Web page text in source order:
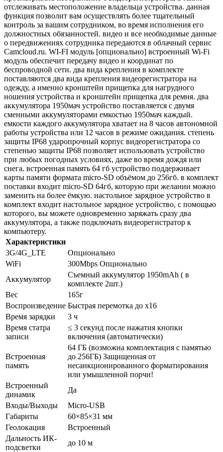
отслеживать местоположение владельца устройства. данная
функция позволит вам осуществлять более тщательный
контроль за вашим сотрудником, во время исполнения его
должностных обязанностей. видео и все необходимые данные
о передвижениях сотрудника передаются в облачный сервис
Camсloud.ru. WI-FI модуль [опционально] встроенный Wi-Fi
модуль обеспечит передачу видео и координат по
беспроводной сети. два вида крепления в комплекте
поставляются два вида крепления видеорегистратора на
одежду, а именно кронштейн прищепка для нагрудного
ношения устройства и кронштейн прищепка для ремня. два
аккумулятора 1950мач устройство поставляется с двумя
сменными аккумуляторами емкостью 1950мач каждый.
емкости каждого аккумулятора хватает на 8 часов автономной
работы устройства или 12 часов в режиме ожидания. степень
защиты IP68 ударопрочный корпус видеорегистратора со
степенью защиты IP68 позволяет использовать устройство
при любых погодных условиях, даже во время дождя или
снега. встроенная память 64 гб устройство поддерживает
карты памяти формата micro-SD объёмом до 256гб. в комплект
поставки входит micro-SD 64гб, которую при желании можно
заменить на более ёмкую. настольное зарядное устройство в
комплект входит настольное зарядное устройство, с помощью
которого, вы можете одновременно заряжать сразу два
аккумулятора, а также подключать видеорегистратор к
компьютеру.
Характеристики
3G/4G_LTE
Опционально
WiFi
300Mbps Опционально
Аккумулятор
Съемный аккумулятор 1950mAh ( в
комплекте 2шт.)
Вес
165г
Воспроизведение Быстрая перемотка до x16
Время зарядки
3 ч
Время статра
записи
≤ 3 секунд после нажатия кнопки
включения (автоматически)
Встроенная
память
64 ГБ (возможна комплектация с памятью
до 256ГБ) Защищенная от
несанкционированного форматирования
или умышленной порчи!
Встроенный
динамик
Да
Входы/Выходы
Micro-USB
Габариты
60×85×31 мм
Геолокация
Встроенный
Дальность ИК-
подсветки
до 10 м